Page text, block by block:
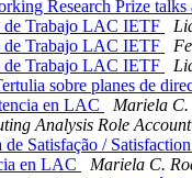
Research Prize
de Trabajo LAC IETF
de Trabajo LAC IETF
de Trabajo LAC IETF
sobre planes de
en LAC
Mariela C.
Analysis Role Account
Satisfação /
en LAC
Mariela C.